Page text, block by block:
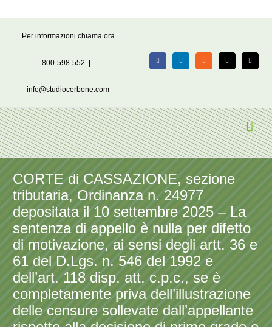
Per informazioni chiama ora
800-598-552
info@studiocerbone.com
FacebookLinkedIn Rss X Email
CORTE di CASSAZIONE, sezione
tributaria, Ordinanza n. 24977
depositata il 10 settembre 2025 – La
sentenza di appello è nulla per difetto
di motivazione, ai sensi degli artt. 36 e
61 del D.Lgs. n. 546 del 1992 e
dell’art. 118 disp. att. c.p.c., se è
completamente priva dell’illustrazione
delle censure sollevate dall’appellante